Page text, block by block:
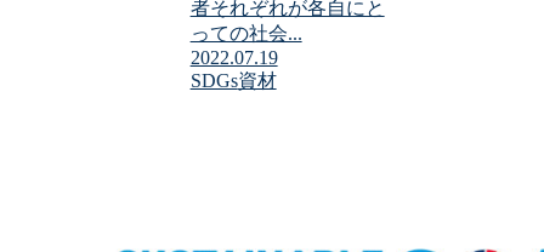
者それぞれが各自にと
っての社会...
2022.07.19
SDGs資材